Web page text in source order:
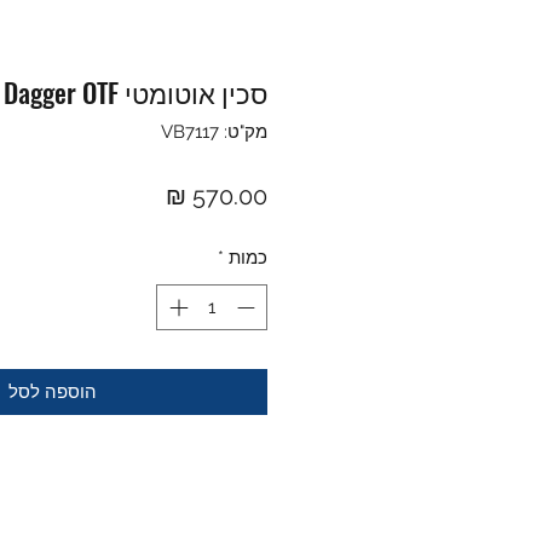
סכין אוטומטי Pink Dagger OTF
מק"ט: VB7117
כמות *
הוספה לסל